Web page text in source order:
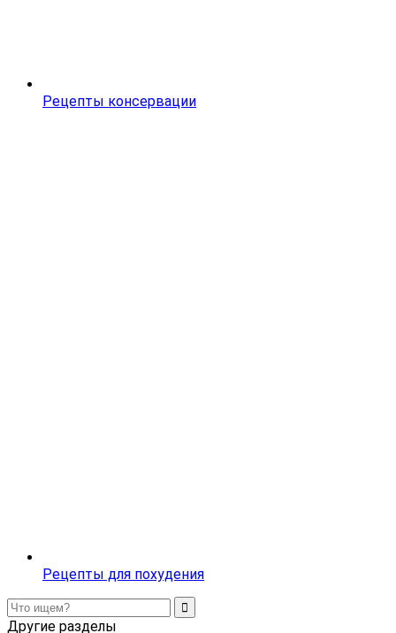
Рецепты консервации
Рецепты для похудения
Другие разделы